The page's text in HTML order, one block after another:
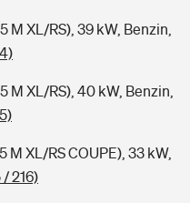
M XL/RS), 39 kW, Benzin,
M XL/RS), 40 kW, Benzin,
M XL/RS COUPE), 33 kW,
/ 216)